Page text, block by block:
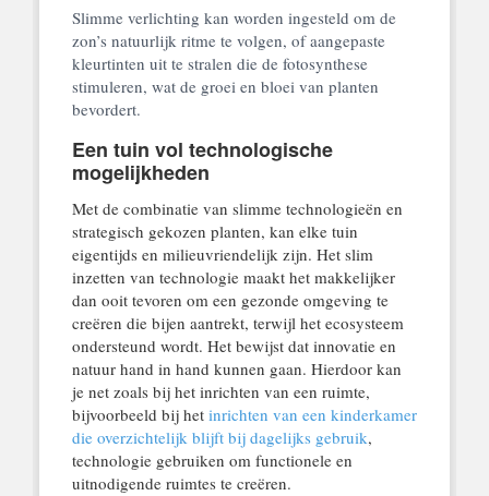
Slimme verlichting kan worden ingesteld om de
zon’s natuurlijk ritme te volgen, of aangepaste
kleurtinten uit te stralen die de fotosynthese
stimuleren, wat de groei en bloei van planten
bevordert.
Een tuin vol technologische
mogelijkheden
Met de combinatie van slimme technologieën en
strategisch gekozen planten, kan elke tuin
eigentijds en milieuvriendelijk zijn. Het slim
inzetten van technologie maakt het makkelijker
dan ooit tevoren om een gezonde omgeving te
creëren die bijen aantrekt, terwijl het ecosysteem
ondersteund wordt. Het bewijst dat innovatie en
natuur hand in hand kunnen gaan. Hierdoor kan
je net zoals bij het inrichten van een ruimte,
bijvoorbeeld bij het inrichten van een kinderkamer
die overzichtelijk blijft bij dagelijks gebruik,
technologie gebruiken om functionele en
uitnodigende ruimtes te creëren.